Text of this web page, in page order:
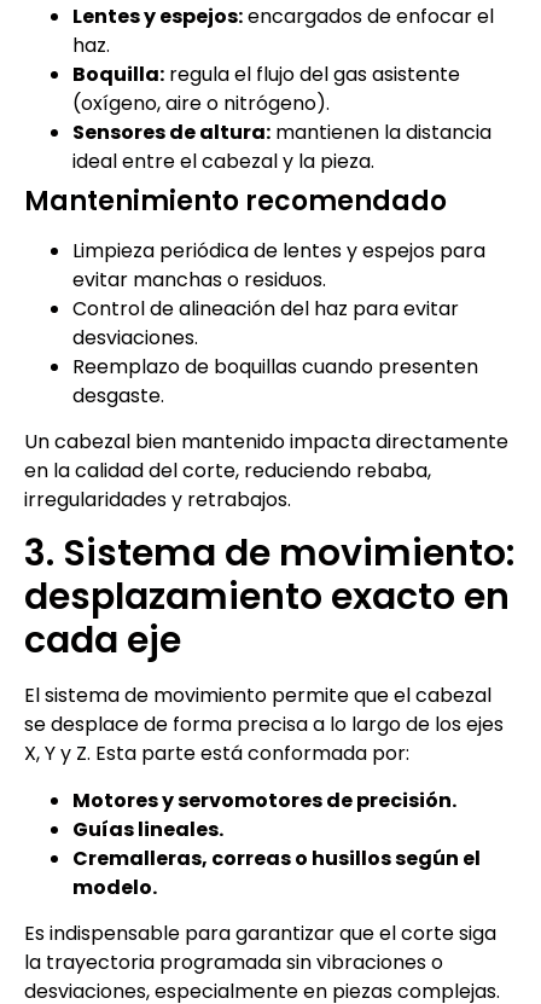
Lentes y espejos:encargados de enfocar el
haz.
Boquilla: regula el flujo del gas asistente
(oxígeno, aire o nitrógeno).
Sensores de altura: mantienen la distancia
ideal entre el cabezal y la pieza.
Mantenimiento recomendado
Limpieza periódica de lentes y espejos para
evitar manchas o residuos.
Control de alineación del haz para evitar
desviaciones.
Reemplazo de boquillas cuando presenten
desgaste.
Un cabezal bien mantenido impacta directamente
en la calidad del corte, reduciendo rebaba,
irregularidades y retrabajos.
3. Sistema de movimiento:
desplazamiento exacto en
cada eje
El sistema de movimiento permite que el cabezal
se desplace de forma precisa a lo largo de los ejes
X, Y y Z. Esta parte está conformada por:
Motores y servomotores de precisión.
Guías lineales.
Cremalleras, correas o husillos según el
modelo.
Es indispensable para garantizar que el corte siga
la trayectoria programada sin vibraciones o
desviaciones, especialmente en piezas complejas.